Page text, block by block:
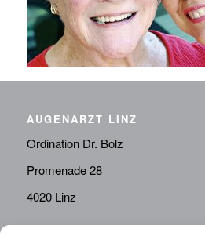
AUGENARZT LINZ
Ordination Dr. Bolz
Promenade 28
4020 Linz